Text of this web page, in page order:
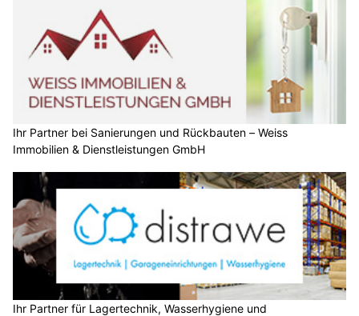
Ihr Partner bei Sanierungen und Rückbauten – Weiss
Immobilien & Dienstleistungen GmbH
Ihr Partner für Lagertechnik, Wasserhygiene und